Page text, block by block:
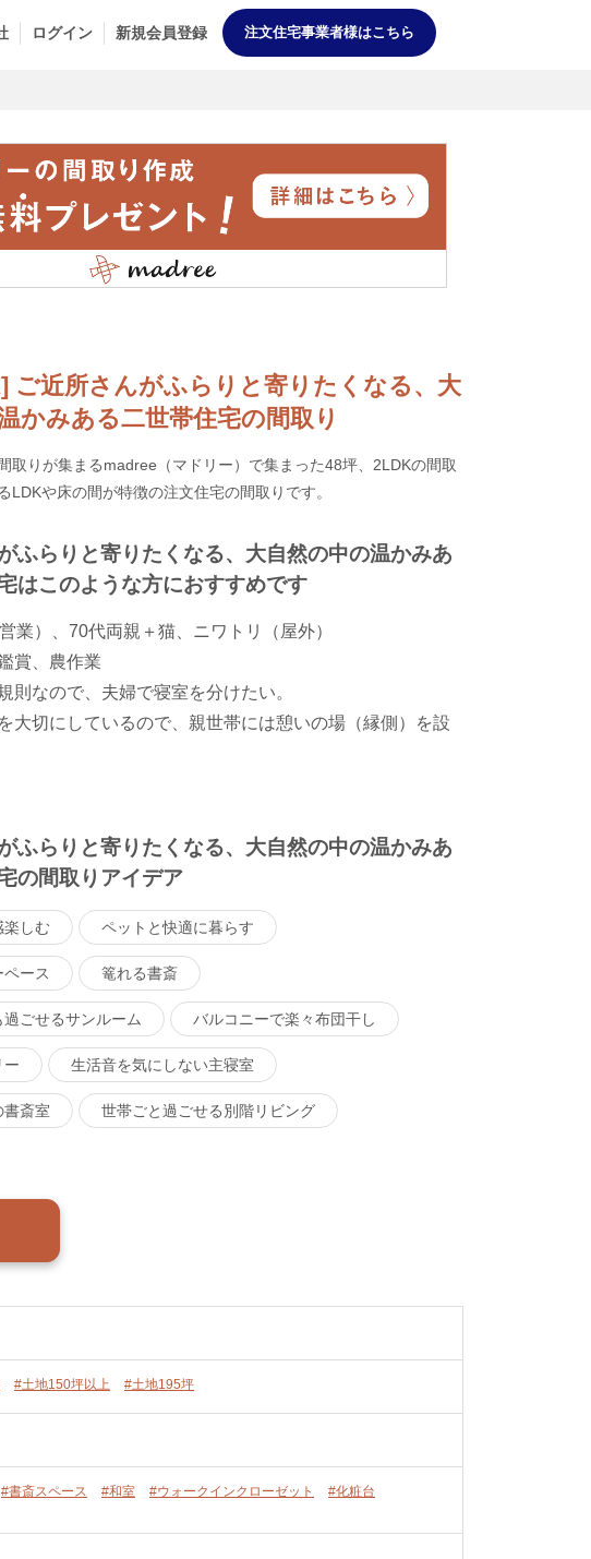
ログイン 新規会員登録 注文住宅事業者様はこちら
ご近所さんがふらりと寄りたくなる、大
かみある二世帯住宅の間取り
取りが集まるmadree（マドリー）で集まった48坪、2LDKの間取
LDKや床の間が特徴の注文住宅の間取りです。
ふらりと寄りたくなる、大自然の中の温かみあ
はこのような方におすすめです
業）、70代両親＋猫、ニワトリ（屋外）
賞、農作業
則なので、夫婦で寝室を分けたい。
大切にしているので、親世帯には憩いの場（縁側）を設
ふらりと寄りたくなる、大自然の中の温かみあ
の間取りアイデア
楽しむ ペットと快適に暮らす
ース 篭れる書斎
ごせるサンルーム バルコニーで楽々布団干し
ー 生活音を気にしない主寝室
書斎室 世帯ごと過ごせる別階リビング
#土地150坪以上 #土地195坪
#書斎スペース #和室 #ウォークインクローゼット
#化粧台